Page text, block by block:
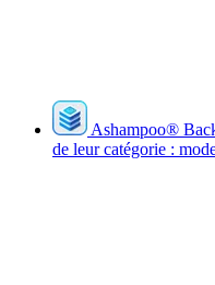
Ashampoo®
de leur catégorie :